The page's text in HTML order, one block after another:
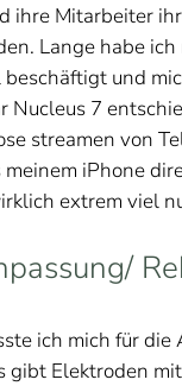
ihre Mitarbeiter
Lange habe
und
Nucleus 7
streamen von
meinem iPhone
extrem viel
ich mich für
gibt Elektroden